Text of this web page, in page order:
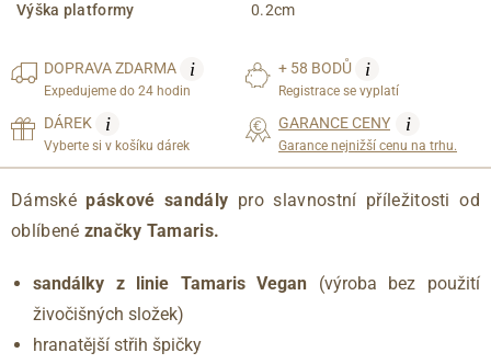
Výška platformy 0.2cm
DOPRAVAZDARMA i
Expedujeme do 24 hodin
+ 58 BODŮ i
Registrace se vyplatí
DÁREK i
Vyberte si v košíku dárek
GARANCE CENY i
Garance nejnižší cenu na trhu.
Dámsképáskové sandály pro slavnostní příležitosti od
oblíbené značky Tamaris.
sandálky z linie Tamaris Vegan (výroba bez použití
živočišných složek)
hranatější střih špičky